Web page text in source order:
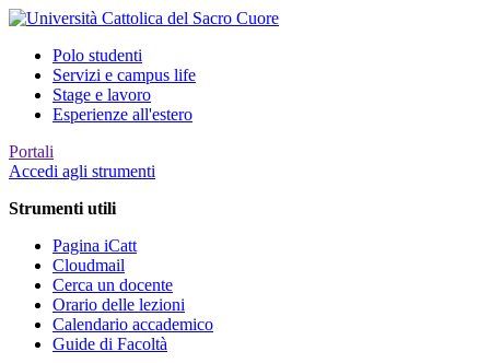
Polo studenti
Servizi e campus life
Stage e lavoro
Esperienze all'estero
Portali
Accedi agli strumenti
Strumenti utili
Pagina iCatt
Cloudmail
Cerca un docente
Orario delle lezioni
Calendario accademico
Guide di Facoltà